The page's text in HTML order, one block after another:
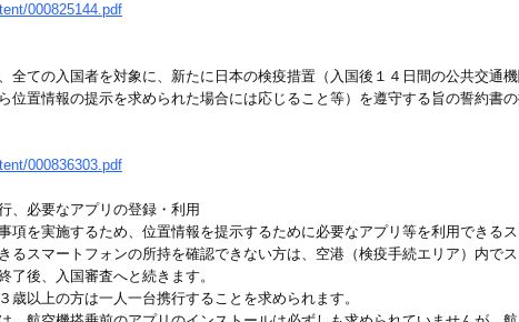
000825144.pdf
全ての入国者を対象に、新たに日本の検疫措置（入国後１４日間の公共交通
位置情報の提示を求められた場合には応じること等）を遵守する旨の誓約書の
000836303.pdf
、必要なアプリの登録・利用
項を実施するため、位置情報を提示するために必要なアプリ等を利用できる
るスマートフォンの所持を確認できない方は、空港（検疫手続エリア）内で
了後、入国審査へと続きます。
歳以上の方は一人一台携行することを求められます。